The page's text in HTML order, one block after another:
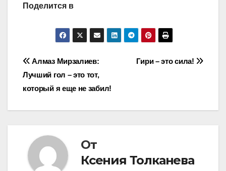
Поделится в
Навигация
по
записям
Гири – это сила!
Алмаз Мирзалиев:
Лучший гол – это тот,
который я еще не забил!
От
Ксения Толканева